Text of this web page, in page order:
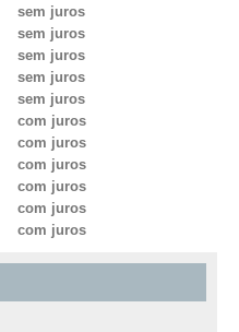
sem juros
sem juros
sem juros
sem juros
sem juros
com juros
com juros
com juros
com juros
com juros
com juros